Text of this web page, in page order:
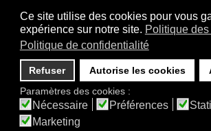
Ce site utilise des cookies pour vous
expérience sur notre site. Politique
Politique de confidentialité
Refuser Autorise les cookies
Paramètres des cookies :
Nécessaire Préférences
Marketing
foru
vie associative
assemblée